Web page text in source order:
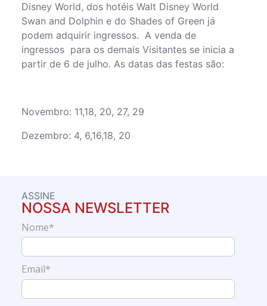
Disney World, dos hotéis Walt Disney World
Swan and Dolphin e do Shades of Green já
podem adquirir ingressos. A venda de
ingressos para os demais Visitantes se inicia a
partir de 6 de julho. As datas das festas são:
Novembro: 11,18, 20, 27, 29
Dezembro: 4, 6,16,18, 20
ASSINE
NOSSA NEWSLETTER
Nome*
Email*